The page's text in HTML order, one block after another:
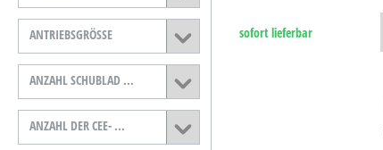
ANTRIEBSGRÖSSE
ANZAHL SCHUBLAD ...
ANZAHL DER CEE- ...
sofort lieferbar